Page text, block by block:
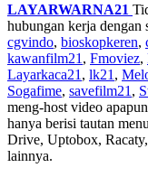
LAYARWARNA21
hubungan kerja dengan
cgvindo, bioskopkeren,
kawanfilm21 , Fmoviez,
Layarkaca21 , lk21 ,
Sogafime, savefilm21 ,
meng-host video
hanya berisi tautan
Drive, Uptobox,
lainnya.